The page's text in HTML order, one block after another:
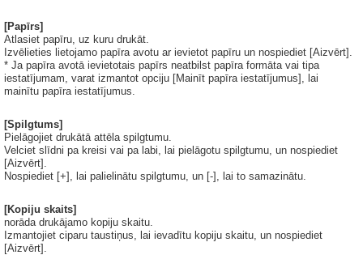
[Papīrs]
Atlasiet papīru, uz kuru drukāt.
Izvēlieties lietojamo papīra avotu ar ievietot papīru un nospiediet [Aizvērt].
* Ja papīra avotā ievietotais papīrs neatbilst papīra formāta vai tipa
iestatījumam, varat izmantot opciju [Mainīt papīra iestatījumus], lai
mainītu papīra iestatījumus.
[Spilgtums]
Pielāgojiet drukātā attēla spilgtumu.
Velciet slīdni pa kreisi vai pa labi, lai pielāgotu spilgtumu, un nospiediet
[Aizvērt].
Nospiediet [+], lai palielinātu spilgtumu, un [-], lai to samazinātu.
[Kopiju skaits]
norāda drukājamo kopiju skaitu.
Izmantojiet ciparu taustiņus, lai ievadītu kopiju skaitu, un nospiediet
[Aizvērt].